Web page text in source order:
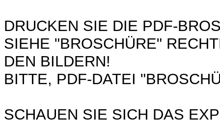
DRUCKEN SIE DIE PDF-
SIEHE "BROSCHÜRE"
DEN BILDERN!
BITTE, PDF-DATEI
SCHAUEN SIE SICH DAS